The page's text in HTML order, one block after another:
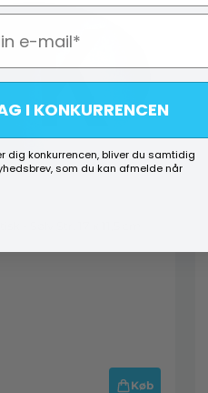
Køb
I KONKURRENCEN
dig konkurrencen, bliver du samtidig
som du kan afmelde når